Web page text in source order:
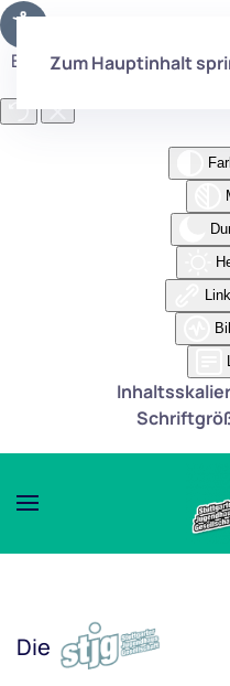
Eingabehilfen öffnen
Zum Hauptinhalt
Die